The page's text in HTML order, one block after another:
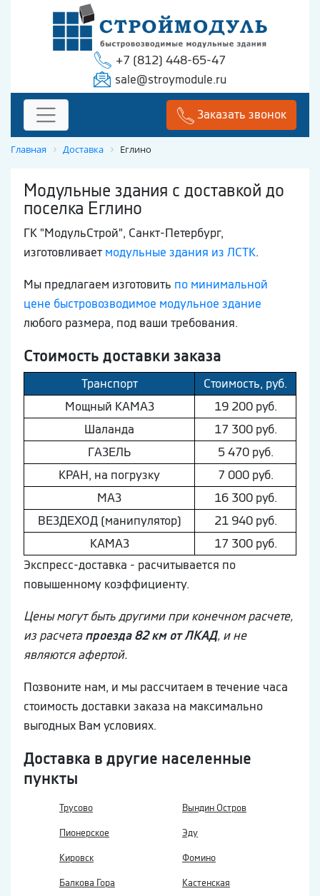
+7 (812) 448-65-47
sale@stroymodule.ru
Заказать звонок
Главная Доставка Еглино
Модульные здания с доставкой до
поселка Еглино
ГК "МодульСтрой", Санкт-Петербург,
изготовливает модульные здания из ЛСТК.
Мы предлагаем изготовить по минимальной
цене быстровозводимое модульное здание
любого размера, под ваши требования.
Стоимость доставки заказа
Транспорт
Стоимость, руб.
Мощный КAМAЗ
19 200 руб.
Шaлaнда
17 300 руб.
ГAЗEЛЬ
5 470 руб.
КРАН, на погрузку
7 000 руб.
МAЗ
16 300 руб.
ВEЗДEХОД (манипулятор)
21 940 руб.
КAМAЗ
17 300 руб.
Экспресс-доставка - расчитывается по
повышенному коэффициенту.
Цены могут быть другими при конечном расчете,
из расчетапроезда 82 км от ЛКАД, и не
являются афертой.
Позвоните нам, и мы рассчитаем в течение часа
стоимость доставки заказа на максимально
выгодных Вам условиях.
Доставка в другие населенные
пункты
Трусово Вындин Остров
Пионерское Эду
Кировск Фомино
Балкова Гора Кастенская